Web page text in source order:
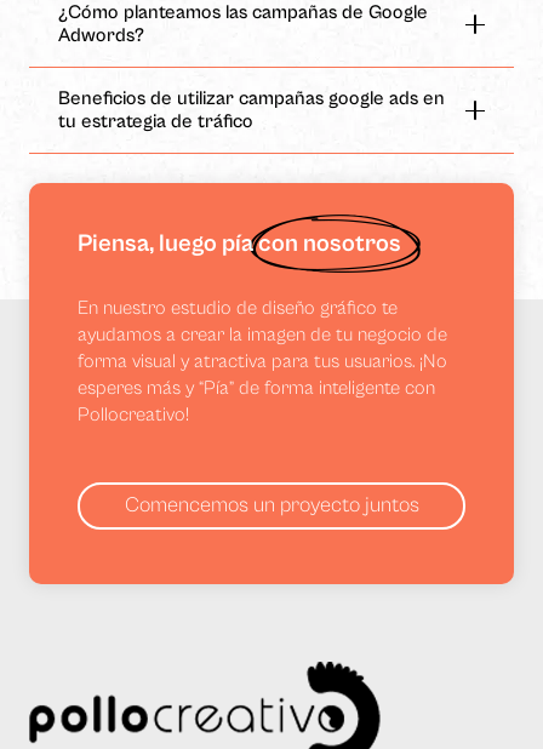
¿Cómo planteamos las campañas de Google
Adwords?
Beneficios de utilizar campañas google ads en
tu estrategia de tráfico
Piensa, luego píacon nosotros
En nuestro estudio de diseño gráfico te
ayudamos a crear la imagen de tu negocio de
forma visual y atractiva para tus usuarios. ¡No
esperes más y “Pía” de forma inteligente con
Pollocreativo!
Comencemos un proyecto juntos